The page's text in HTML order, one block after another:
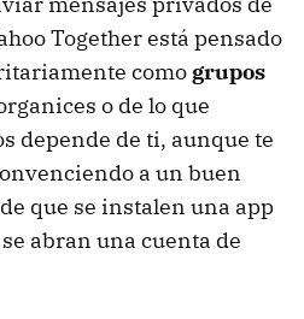
Together está pensado
como grupos
o de lo que
depende de ti, aunque te
a un buen
que se instalen una app
abran una cuenta de